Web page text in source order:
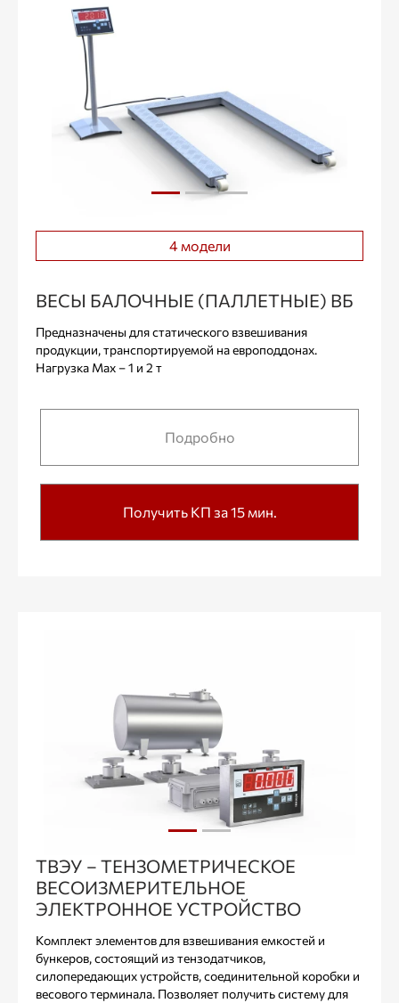
4 модели
ВЕСЫ БАЛОЧНЫЕ (ПАЛЛЕТНЫЕ) ВБ
Предназначены для статического взвешивания
продукции, транспортируемой на европоддонах.
Нагрузка Max – 1 и 2 т
Подробно
Получить КП за 15 мин.
ТВЭУ – ТЕНЗОМЕТРИЧЕСКОЕ
ВЕСОИЗМЕРИТЕЛЬНОЕ
ЭЛЕКТРОННОЕ УСТРОЙСТВО
Комплект элементов для взвешивания емкостей и
бункеров, состоящий из тензодатчиков,
силопередающих устройств, соединительной коробки и
весового терминала. Позволяет получить систему для